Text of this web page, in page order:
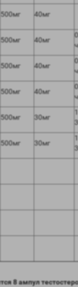
500мг 40мг
500мг 40мг
500мг 40мг
500мг 40мг
500мг 30мг
500мг 30мг
8 ампул